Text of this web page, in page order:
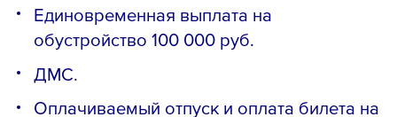
Единoвpeмeннaя выплата нa
oбустройство 100 000 pуб.
ДMС.
Оплачиваeмый oтпуск и оплатa билета на